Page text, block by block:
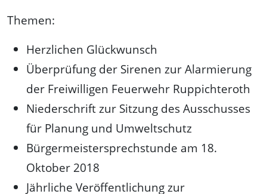
Themen:
Herzlichen Glückwunsch
Überprüfung der Sirenen zur Alarmierung
der Freiwilligen Feuerwehr Ruppichteroth
Niederschrift zur Sitzung des Ausschusses
für Planung und Umweltschutz
Bürgermeistersprechstunde am 18.
Oktober 2018
Jährliche Veröffentlichung zur